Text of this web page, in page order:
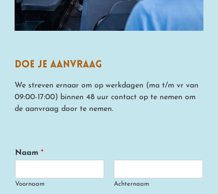
doe je aanvraag
We streven ernaar om op werkdagen (ma t/m vr van
09:00-17:00) binnen 48 uur contact op te nemen om
de aanvraag door te nemen.
Naam *
Voornaam Achternaam